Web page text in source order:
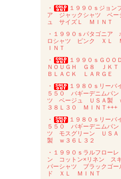
・
１９９０ｓジョン
ア ジャックシャツ ベー
ュ サイズＬ ＭＩＮＴ
・１９９０ｓパタゴニア
ロシャツ ピンク ＸＬ
ＩＮＴ
・
１９９０ｓＧＯＯ
ＮＯＵＧＨ Ｇ８ ＪＫＴ
ＢＬＡＣＫ ＬＡＲＧＥ
・
１９８０ｓリーバ
５５０ バギーデニムパン
ツ ベージュ ＵＳＡ製
３８Ｌ３０ ＭＩＮＴ+++
・
１９８０ｓリーバ
５５０ バギーデニムパン
ツ モスグリーン ＵＳＡ
製 ｗ３６Ｌ３２
・１９９０ｓラルフローレ
ン コットン×リネン ス
パーシャツ ブラックゴー
ド ＸＬ ＭＩＮＴ